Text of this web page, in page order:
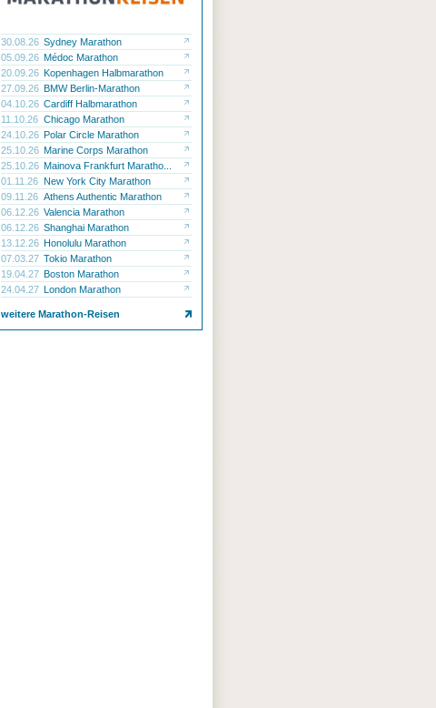
30.08.26 Sydney Marathon
05.09.26 Médoc Marathon
20.09.26 Kopenhagen Halbmarathon
27.09.26 BMW Berlin-Marathon
04.10.26 Cardiff Halbmarathon
11.10.26 Chicago Marathon
24.10.26 Polar Circle Marathon
25.10.26 Marine Corps Marathon
25.10.26 Mainova Frankfurt Maratho...
01.11.26 New York City Marathon
09.11.26 Athens Authentic Marathon
06.12.26 Valencia Marathon
06.12.26 Shanghai Marathon
13.12.26 Honolulu Marathon
07.03.27 Tokio Marathon
19.04.27 Boston Marathon
24.04.27 London Marathon
weitere Marathon-Reisen